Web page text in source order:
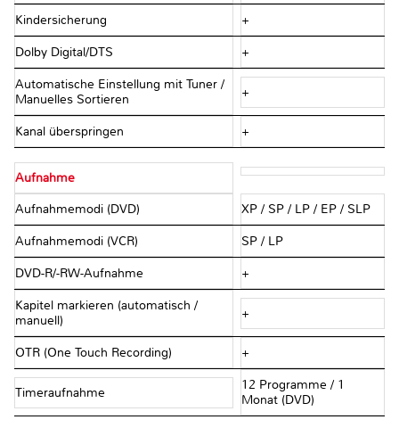
Kindersicherung +
Dolby Digital/DTS +
Automatische Einstellung mit Tuner /
Manuelles Sortieren
+
Kanal überspringen +
Aufnahme
Aufnahmemodi (DVD) XP / SP / LP / EP / SLP
Aufnahmemodi (VCR) SP / LP
DVD-R/-RW-Aufnahme +
Kapitel markieren (automatisch /
manuell)
+
OTR (One Touch Recording) +
Timeraufnahme
12 Programme / 1
Monat (DVD)